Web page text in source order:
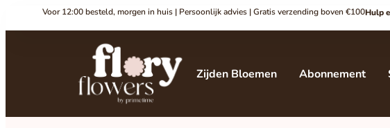
Voor 12:00 besteld, morgen in huis | Persoonlijk advies | Gratis verzending boven €100Hulp
Zijden Bloemen Abonnement